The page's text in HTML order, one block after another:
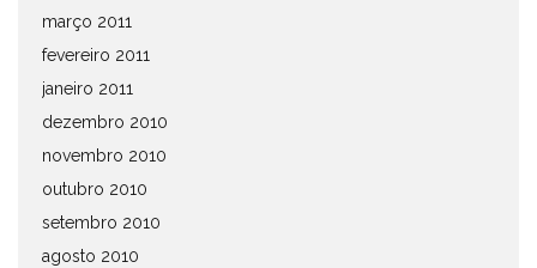
março 2011
fevereiro 2011
janeiro 2011
dezembro 2010
novembro 2010
outubro 2010
setembro 2010
agosto 2010